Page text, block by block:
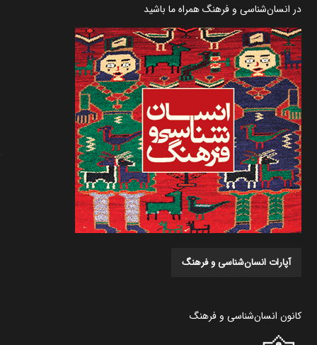
در انسان‌شناسی و فرهنگ همراه ما باشید
آپارات انسان‌شناسی و فرهنگ
کانون انسان‌شناسی و فرهنگ